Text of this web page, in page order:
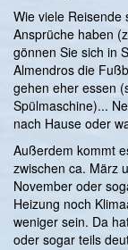
Wie viele Reisende
Ansprüche haben
gönnen Sie sich in
Almendros die
gehen eher essen
Spülmaschine)...
nach Hause oder
Außerdem kommt
zwischen ca. März
November oder
Heizung noch
weniger sein. Da
oder sogar teils